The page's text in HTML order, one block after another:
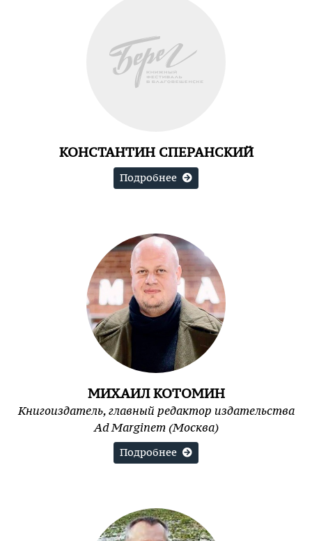
КОНСТАНТИН СПЕРАНСКИЙ
Подробнее
МИХАИЛ КОТОМИН
Книгоиздатель, главный редактор издательства
Ad Marginem (Москва)
Подробнее